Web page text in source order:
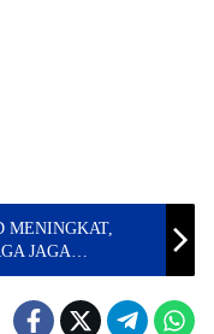
MENINGKAT,
JAGA